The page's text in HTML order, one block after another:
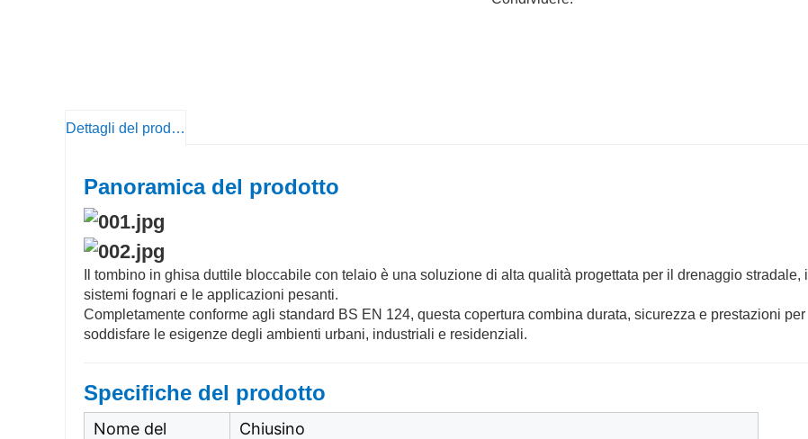
Dettagli del prodotto
Panoramica del prodotto
Il tombino in ghisa duttile bloccabile con telaio è una soluzione di alta qualità progettata per il drenaggio stradale, i
sistemi fognari e le applicazioni pesanti.
Completamente conforme agli standard BS EN 124, questa copertura combina durata, sicurezza e prestazioni per
soddisfare le esigenze degli ambienti urbani, industriali e residenziali.
Specifiche del prodotto
Nome del
Chiusino